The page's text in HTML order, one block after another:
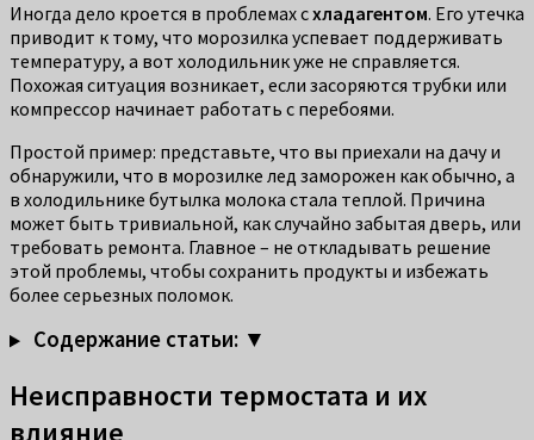
Иногда дело кроется в проблемах схладагентом. Его утечка
приводит к тому, что морозилка успевает поддерживать
температуру, а вот холодильник уже не справляется.
Похожая ситуация возникает, если засоряются трубки или
компрессор начинает работать с перебоями.
Простой пример: представьте, что вы приехали на дачу и
обнаружили, что в морозилке лед заморожен как обычно, а
в холодильнике бутылка молока стала теплой. Причина
может быть тривиальной, как случайно забытая дверь, или
требовать ремонта. Главное – не откладывать решение
этой проблемы, чтобы сохранить продукты и избежать
более серьезных поломок.
Содержание статьи: ▼
Неисправности термостата и их